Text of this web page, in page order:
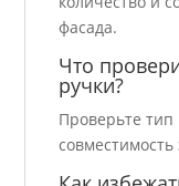
фасада.
Что
ручки?
Проверьте тип